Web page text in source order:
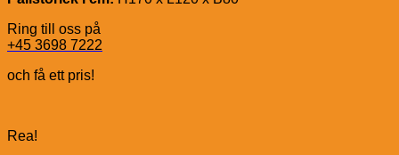
Ring till oss på
+45 3698 7222
och få ett pris!
Rea!